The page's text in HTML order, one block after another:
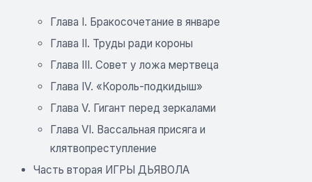
Глава I. Бракосочетание в январе
Глава II. Труды ради короны
Глава III. Совет у ложа мертвеца
Глава IV. «Король-подкидыш»
Глава V. Гигант перед зеркалами
Глава VI. Вассальная присяга и
клятвопреступление
Часть вторая ИГРЫ ДЬЯВОЛА